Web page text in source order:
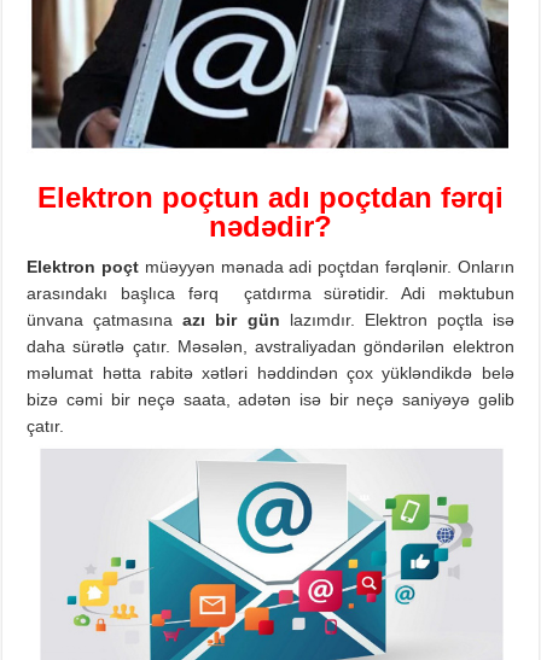
Elektron poçtun adı poçtdan fərqi
nədədir?
Elektron poçt müəyyən mənada adi poçtdan fərqlənir. Onların
arasındakı başlıca fərq çatdırma sürətidir. Adi məktubun
ünvana çatmasınaazı bir gün lazımdır. Elektron poçtla isə
daha sürətlə çatır. Məsələn, avstraliyadan göndərilən elektron
məlumat hətta rabitə xətləri həddindən çox yükləndikdə belə
bizə cəmi bir neçə saata, adətən isə bir neçə saniyəyə gəlib
çatır.